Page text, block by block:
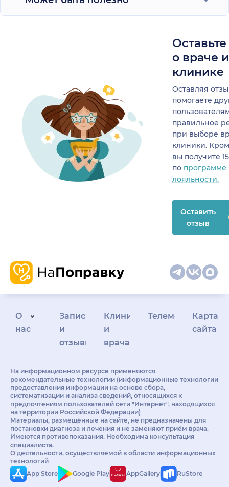
о враче
клинике
Оставляя
помогаете
правильное
при выборе
клиники.
вы получите
по программе
лояльности.
Оставить
отзыв
О
нас
Запись
и
отзывы
Клиникам
и
врачам
Телемедицина
Карта
сайта
На информационном ресурсе применяются
рекомендательные технологии (информационные технологии
предоставления информации на основе сбора,
систематизации и анализа сведений, относящихся к
предпочтениям пользователей сети "Интернет", находящихся
на территории Российской Федерации)
Материалы, размещённые на сайте, не предназначены для
постановки диагноза и лечения и не заменяют приём врача.
Имеются противопоказания. Необходима консультация
специалиста.
О деятельности, осуществляемой в области информационных
технологий
App Store
Google Play AppGallery RuStore